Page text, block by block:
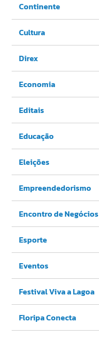
Continente
Cultura
Direx
Economia
Editais
Educação
Eleições
Empreendedorismo
Encontro de Negócios
Esporte
Eventos
Festival Viva a Lagoa
Floripa Conecta